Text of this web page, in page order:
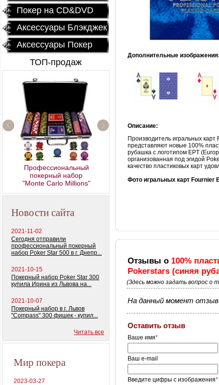
Покер на CD&DVD
Аксессуары Блэкджек
Аксессуары Покер
ТОП-продаж
Профессиональный
покерный набор
"Monte Carlo Millions"
Fournier 2818 Блок (12
колод) 100%
пластиковых карт
Новости сайта
2021-11-02
Сегодня отправили
профессиональный покерный
набор Poker Star 500 в г. Днепр...
2021-10-15
Покерный набор Poker Star 300
купила Ирина из Львова на...
2021-10-07
Покерный набор в г. Львов
"Compass" 300 фишек - купил...
Читать все
Мир покера
2023-03-27
Дополнительные
Описание:
Производитель игральных
представляют новые 100%
рубашка с логотипом EPT
организованная под эгидой
качество пластиковых карт
Фото игральных карт Fournier
Отзывы о 100%
Pokerstars (синяя
(Здесь можно задать вопрос о
На данный момент
Оставить отзыв
Ваше имя*
Ваш e-mail
Введите цифры с изображения*